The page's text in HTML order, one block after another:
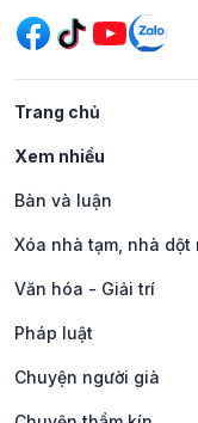
Trang chủ
Xem nhiều
Bàn và luận
Xóa nhà tạm, nhà dột
Văn hóa - Giải trí
Pháp luật
Chuyện người già